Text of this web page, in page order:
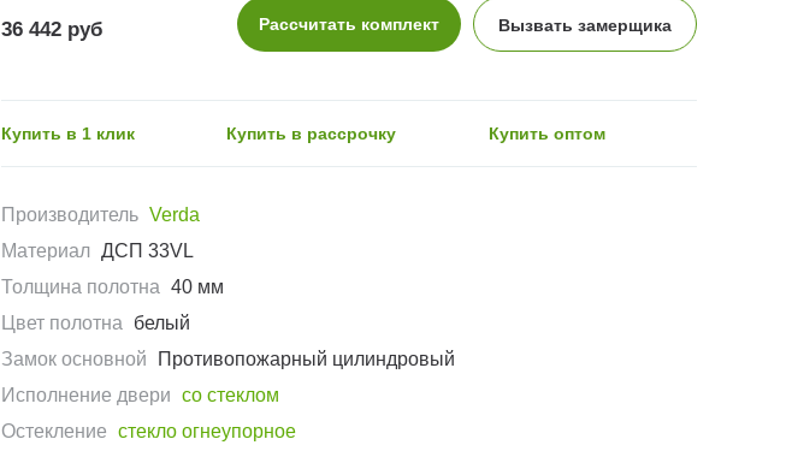
36 442 руб Рассчитать комплект Вызвать замерщика
Купить в 1 клик Купить в рассрочку Купить оптом
Производитель Verda
Материал ДСП 33VL
Толщина полотна 40 мм
Цвет полотна
белый
Замок основной
Противопожарный цилиндровый
Исполнение двери со стеклом
Остекление стекло огнеупорное